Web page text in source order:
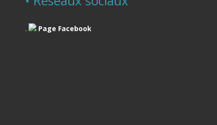
. Page Facebook